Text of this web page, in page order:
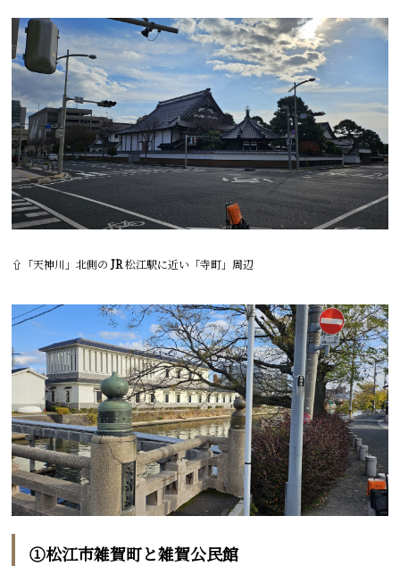
⇧「天神川」北側のJR松江駅に近い「寺町」周辺
①松江市雑賀町と雑賀公民館